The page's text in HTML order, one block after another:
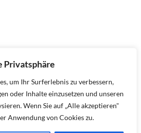
Privatsphäre
um Ihr Surferlebnis zu verbessern,
oder Inhalte einzusetzen und unseren
Wenn Sie auf „Alle akzeptieren"
Anwendung von Cookies zu.